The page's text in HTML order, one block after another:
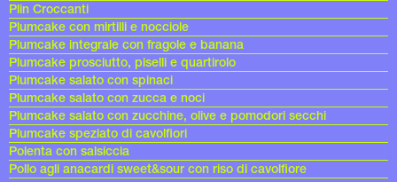
Plin Croccanti
Plumcake con mirtilli e nocciole
Plumcake integrale con fragole e banana
Plumcake prosciutto, piselli e quartirolo
Plumcake salato con spinaci
Plumcake salato con zucca e noci
Plumcake salato con zucchine, olive e pomodori secchi
Plumcake speziato di cavolfiori
Polenta con salsiccia
Pollo agli anacardi sweet&sour con riso di cavolfiore